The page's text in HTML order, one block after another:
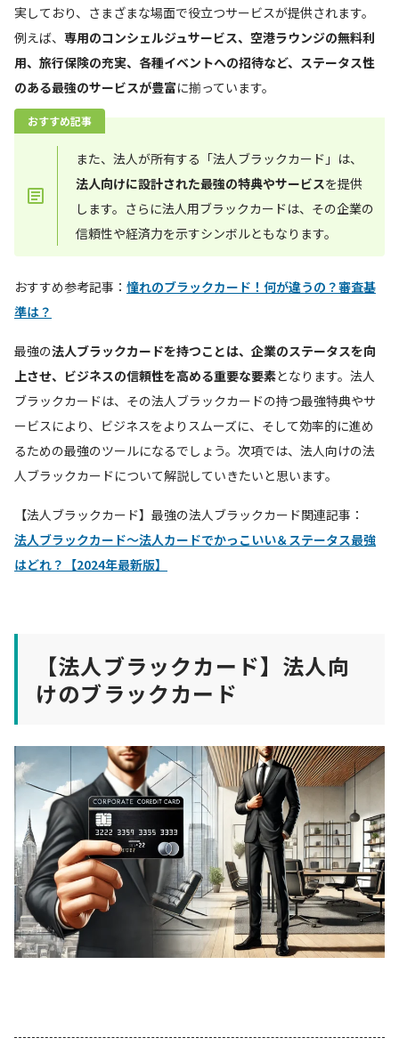
実しており、さまざまな場面で役立つサービスが提供されます。
例えば、 専用のコンシェルジュサービス、空港ラウンジの無料利
用、旅行保険の充実、各種イベントへの招待など、ステータス性
のある最強のサービスが豊富に揃っています。
おすすめ記事
また、法人が所有する「法人ブラックカード」は、
法人向けに設計された最強の特典やサービスを提供
します。さらに法人用ブラックカードは、その企業の
信頼性や経済力を示すシンボルともなります。
おすすめ参考記事： 憧れのブラックカード！何が違うの？審査基
準は？
最強の法人ブラックカードを持つことは、企業のステータスを向
上させ、ビジネスの信頼性を高める重要な要素となります。法人
ブラックカードは、その法人ブラックカードの持つ最強特典やサ
ービスにより、ビジネスをよりスムーズに、そして効率的に進め
るための最強のツールになるでしょう。次項では、法人向けの法
人ブラックカードについて解説していきたいと思います。
【法人ブラックカード】最強の法人ブラックカード関連記事：
法人ブラックカード～法人カードでかっこいい＆ステータス最強
はどれ？【2024年最新版】
【法人ブラックカード】法人向
けのブラックカード